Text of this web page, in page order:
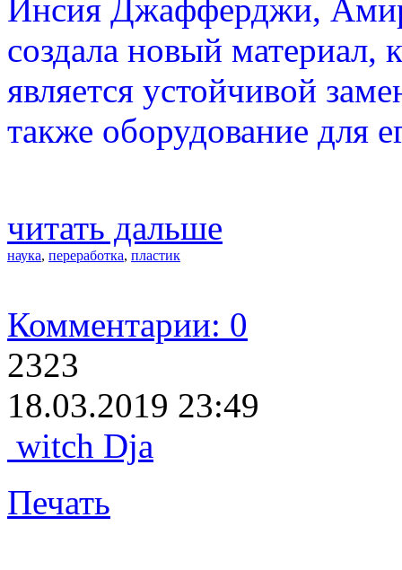
Инсия Джафферджи,
создала новый
является устойчивой
также оборудование для
читать дальше
наука, переработка, пластик
Комментарии: 0
2323
18.03.2019 23:49
witch Dja
Печать